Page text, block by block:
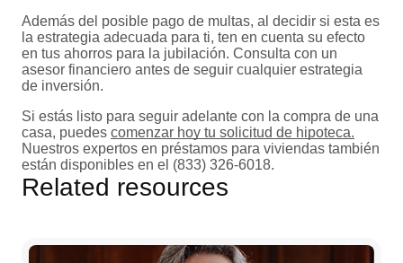
Además del posible pago de multas, al decidir si esta es
la estrategia adecuada para ti, ten en cuenta su efecto
en tus ahorros para la jubilación. Consulta con un
asesor financiero antes de seguir cualquier estrategia
de inversión.
Si estás listo para seguir adelante con la compra de una
casa, puedes comenzar hoy tu solicitud de hipoteca.
Nuestros expertos en préstamos para viviendas también
están disponibles en el (833) 326-6018.
Related resources